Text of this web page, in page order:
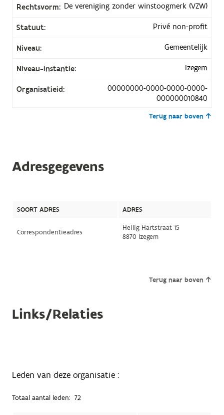
Rechtsvorm: De vereniging zonder winstoogmerk (VZW)
Statuut: Privé non-profit
Niveau: Gemeentelijk
Niveau-instantie: Izegem
Organisatieid:
00000000-0000-0000-0000-
000000010840
Terug naar boven
Adresgegevens
SOORT ADRES ADRES
Correspondentieadres
Heilig Hartstraat 15
8870 Izegem
Terug naar boven
Links/Relaties
Leden van deze organisatie :
Totaal aantal leden: 72